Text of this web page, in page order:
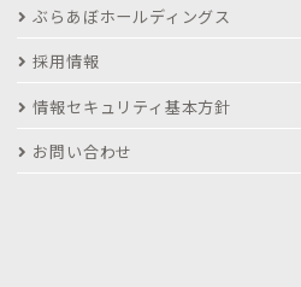
ぶらあぼホールディングス
採用情報
情報セキュリティ基本方針
お問い合わせ